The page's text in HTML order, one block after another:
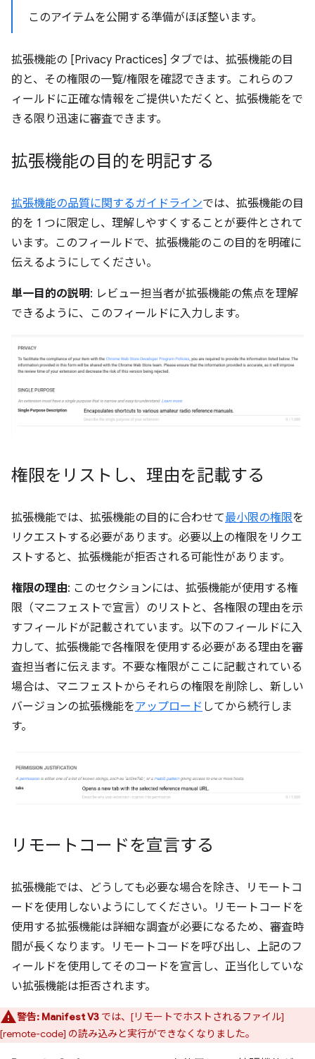
このアイテムを公開する準備がほぼ整います。
拡張機能の [Privacy Practices] タブでは、拡張機能の目
的と、その権限の一覧/権限を確認できます。これらのフ
ィールドに正確な情報をご提供いただくと、拡張機能をで
きる限り迅速に審査できます。
拡張機能の目的を明記する
拡張機能の品質に関するガイドラインでは、拡張機能の目
的を 1 つに限定し、理解しやすくすることが要件とされて
います。このフィールドで、拡張機能のこの目的を明確に
伝えるようにしてください。
単一目的の説明: レビュー担当者が拡張機能の焦点を理解
できるように、このフィールドに入力します。
権限をリストし、理由を記載する
拡張機能では、拡張機能の目的に合わせて最小限の権限を
リクエストする必要があります。必要以上の権限をリクエ
ストすると、拡張機能が拒否される可能性があります。
権限の理由: このセクションには、拡張機能が使用する権
限（マニフェストで宣言）のリストと、各権限の理由を示
すフィールドが記載されています。以下のフィールドに入
力して、拡張機能で各権限を使用する必要がある理由を審
査担当者に伝えます。不要な権限がここに記載されている
場合は、マニフェストからそれらの権限を削除し、新しい
バージョンの拡張機能をアップロード してから続行しま
す。
リモートコードを宣言する
拡張機能では、どうしても必要な場合を除き、リモートコ
ードを使用しないようにしてください。リモートコードを
使用する拡張機能は詳細な調査が必要になるため、審査時
間が長くなります。リモートコードを呼び出し、上記のフ
ィールドを使用してそのコードを宣言し、正当化していな
い拡張機能は拒否されます。
警告: Manifest V3 では、[リモートでホストされるファイル]
[remote-code] の読み込みと実行ができなくなりました。